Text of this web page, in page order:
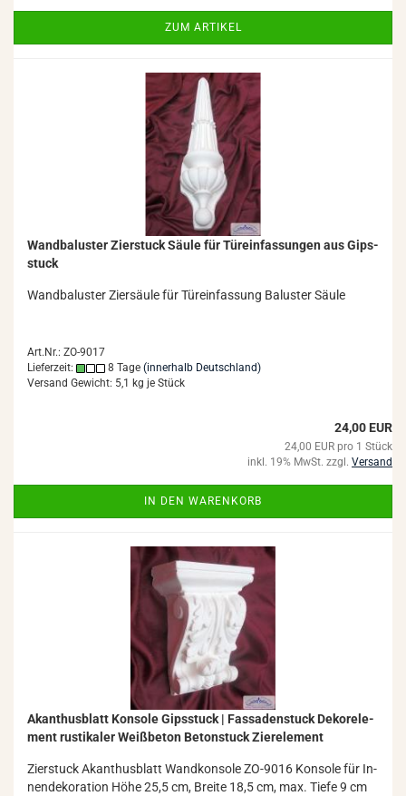
ZUM ARTIKEL
Wand­ba­lus­ter Zier­stuck Säule für Tür­ein­fas­sun­gen aus Gips­
stuck
Wand­ba­lus­ter Zier­säu­le für Tür­ein­fas­sung Ba­lus­ter Säule
Art.Nr.: ZO-9017
Lieferzeit:
8 Tage (innerhalb Deutschland)
Versand Gewicht: 5,1 kg je Stück
24,00 EUR
24,00 EUR pro 1 Stück
inkl. 19% MwSt. zzgl. Versand
IN DEN WARENKORB
Akan­thus­blatt Kon­so­le Gips­stuck | Fas­sa­den­stuck De­kor­ele­
ment rus­ti­ka­ler Weiß­be­ton Be­ton­stuck Zier­ele­ment
Zier­stuck Akan­thus­blatt Wand­kon­so­le ZO-​9016 Kon­so­le für In­
nen­de­ko­ra­ti­on Höhe 25,5 cm, Brei­te 18,5 cm, max. Tiefe 9 cm